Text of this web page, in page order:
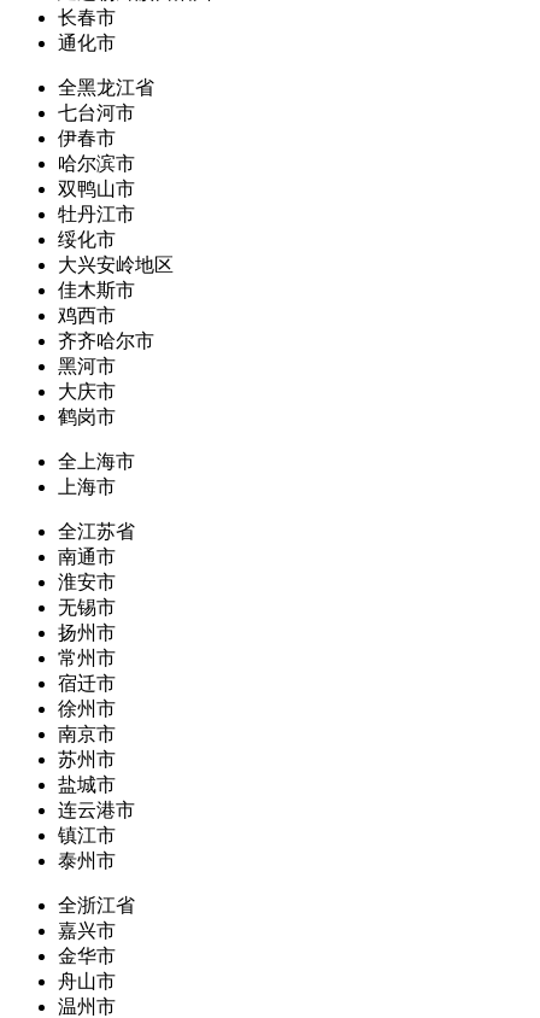
长春市
通化市
全黑龙江省
七台河市
伊春市
哈尔滨市
双鸭山市
牡丹江市
绥化市
大兴安岭地区
佳木斯市
鸡西市
齐齐哈尔市
黑河市
大庆市
鹤岗市
全上海市
上海市
全江苏省
南通市
淮安市
无锡市
扬州市
常州市
宿迁市
徐州市
南京市
苏州市
盐城市
连云港市
镇江市
泰州市
全浙江省
嘉兴市
金华市
舟山市
温州市